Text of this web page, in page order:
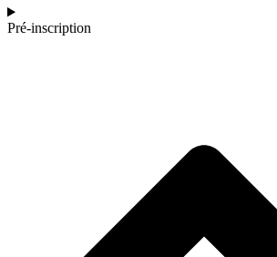
Pré-inscription